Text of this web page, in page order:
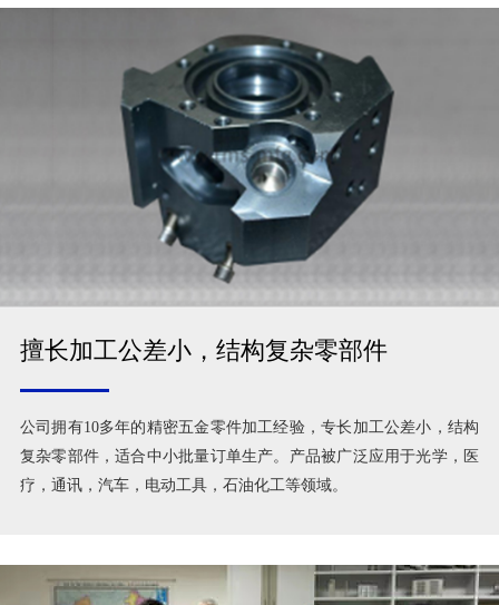
擅长加工公差小，结构复杂零部件
公司拥有10多年的精密五金零件加工经验，专长加工公差小，结构
复杂零部件，适合中小批量订单生产。产品被广泛应用于光学，医
疗，通讯，汽车，电动工具，石油化工等领域。